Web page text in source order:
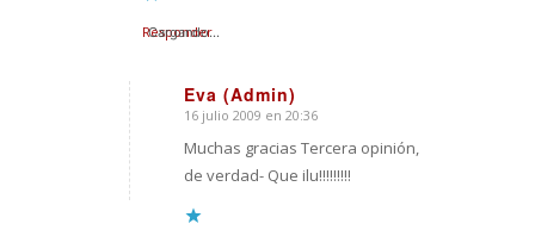
Cargando...
Responder
Eva (Admin)
Dice:
16 julio 2009 en 20:36
Muchas gracias Tercera opinión,
de verdad- Que ilu!!!!!!!!!